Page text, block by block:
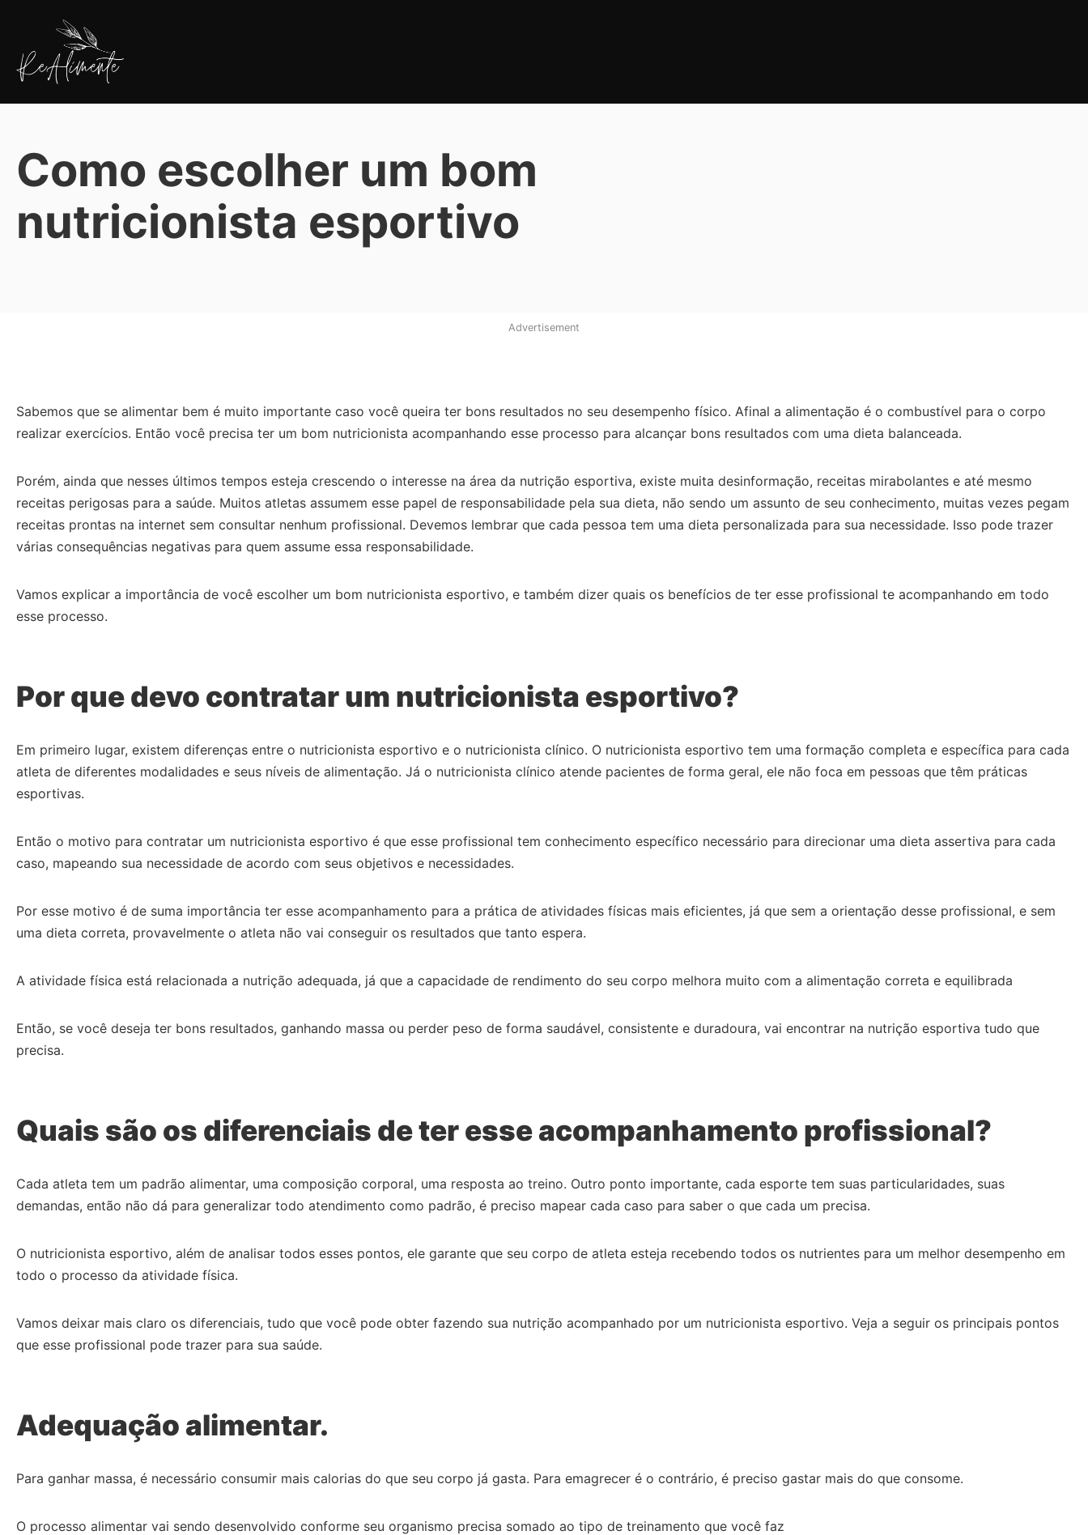
conteúdo
ReAlimente
Como escolher um bom
nutricionista esportivo
Advertisement
Sabemos que se alimentar bem é muito importante caso você queira ter bons resultados no seu desempenho físico. Afinal a alimentação é o combustível para o corpo
realizar exercícios. Então você precisa ter um bom nutricionista acompanhando esse processo para alcançar bons resultados com uma dieta balanceada.
Porém, ainda que nesses últimos tempos esteja crescendo o interesse na área da nutrição esportiva, existe muita desinformação, receitas mirabolantes e até mesmo
receitas perigosas para a saúde. Muitos atletas assumem esse papel de responsabilidade pela sua dieta, não sendo um assunto de seu conhecimento, muitas vezes pegam
receitas prontas na internet sem consultar nenhum profissional. Devemos lembrar que cada pessoa tem uma dieta personalizada para sua necessidade. Isso pode trazer
várias consequências negativas para quem assume essa responsabilidade.
Vamos explicar a importância de você escolher um bom nutricionista esportivo, e também dizer quais os benefícios de ter esse profissional te acompanhando em todo
esse processo.
Por que devo contratar um nutricionista esportivo?
Em primeiro lugar, existem diferenças entre o nutricionista esportivo e o nutricionista clínico. O nutricionista esportivo tem uma formação completa e específica para cada
atleta de diferentes modalidades e seus níveis de alimentação. Já o nutricionista clínico atende pacientes de forma geral, ele não foca em pessoas que têm práticas
esportivas.
Então o motivo para contratar um nutricionista esportivo é que esse profissional tem conhecimento específico necessário para direcionar uma dieta assertiva para cada
caso, mapeando sua necessidade de acordo com seus objetivos e necessidades.
Por esse motivo é de suma importância ter esse acompanhamento para a prática de atividades físicas mais eficientes, já que sem a orientação desse profissional, e sem
uma dieta correta, provavelmente o atleta não vai conseguir os resultados que tanto espera.
A atividade física está relacionada a nutrição adequada, já que a capacidade de rendimento do seu corpo melhora muito com a alimentação correta e equilibrada
Então, se você deseja ter bons resultados, ganhando massa ou perder peso de forma saudável, consistente e duradoura, vai encontrar na nutrição esportiva tudo que
precisa.
Quais são os diferenciais de ter esse acompanhamento profissional?
Cada atleta tem um padrão alimentar, uma composição corporal, uma resposta ao treino. Outro ponto importante, cada esporte tem suas particularidades, suas
demandas, então não dá para generalizar todo atendimento como padrão, é preciso mapear cada caso para saber o que cada um precisa.
O nutricionista esportivo, além de analisar todos esses pontos, ele garante que seu corpo de atleta esteja recebendo todos os nutrientes para um melhor desempenho em
todo o processo da atividade física.
Vamos deixar mais claro os diferenciais, tudo que você pode obter fazendo sua nutrição acompanhado por um nutricionista esportivo. Veja a seguir os principais pontos
que esse profissional pode trazer para sua saúde.
Adequação alimentar.
Para ganhar massa, é necessário consumir mais calorias do que seu corpo já gasta. Para emagrecer é o contrário, é preciso gastar mais do que consome.
O processo alimentar vai sendo desenvolvido conforme seu organismo precisa somado ao tipo de treinamento que você faz